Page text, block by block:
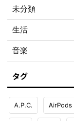
未分類
生活
音楽
タグ
A.P.C. AirPods